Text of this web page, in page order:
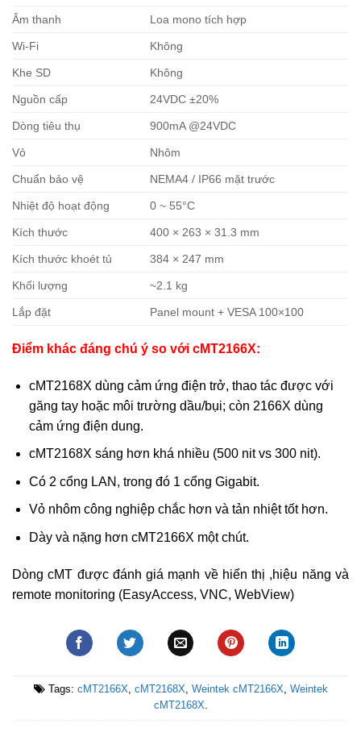
Âm thanh Loa mono tích hợp
Wi-Fi Không
Khe SD Không
Nguồn cấp 24VDC ±20%
Dòng tiêu thụ 900mA @24VDC
Vỏ Nhôm
Chuẩn bảo vệ NEMA4 / IP66 mặt trước
Nhiệt độ hoạt động 0 ~ 55°C
Kích thước 400 × 263 × 31.3 mm
Kích thước khoét tủ 384 × 247 mm
Khối lượng ~2.1 kg
Lắp đặt Panel mount + VESA 100×100
Điểm khác đáng chú ý so với cMT2166X:
cMT2168X dùng cảm ứng điện trở, thao tác được với
găng tay hoặc môi trường dầu/bụi; còn 2166X dùng
cảm ứng điện dung.
cMT2168X sáng hơn khá nhiều (500 nit vs 300 nit).
Có 2 cổng LAN, trong đó 1 cổng Gigabit.
Vỏ nhôm công nghiệp chắc hơn và tản nhiệt tốt hơn.
Dày và nặng hơn cMT2166X một chút.
Dòng cMT được đánh giá mạnh về hiển thị ,hiệu năng và
remote monitoring (EasyAccess, VNC, WebView)
Tags: cMT2166X, cMT2168X, Weintek cMT2166X, Weintek
cMT2168X.